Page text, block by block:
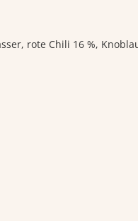
rote Chili 16 %,